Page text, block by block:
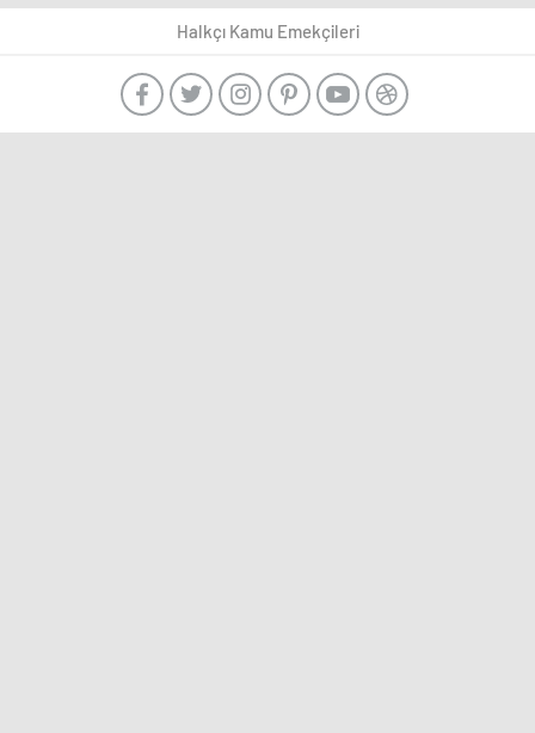
Yoksulluğa Değil, Artık
Ölüme Mahkûm Ediyor!Halkçı Kamu Emekçileri